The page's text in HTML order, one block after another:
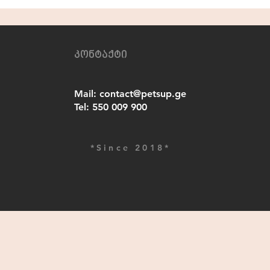
Mail: contact@petsup.ge
Tel: 550 009 900
კონტაქტი
*Since 2018*